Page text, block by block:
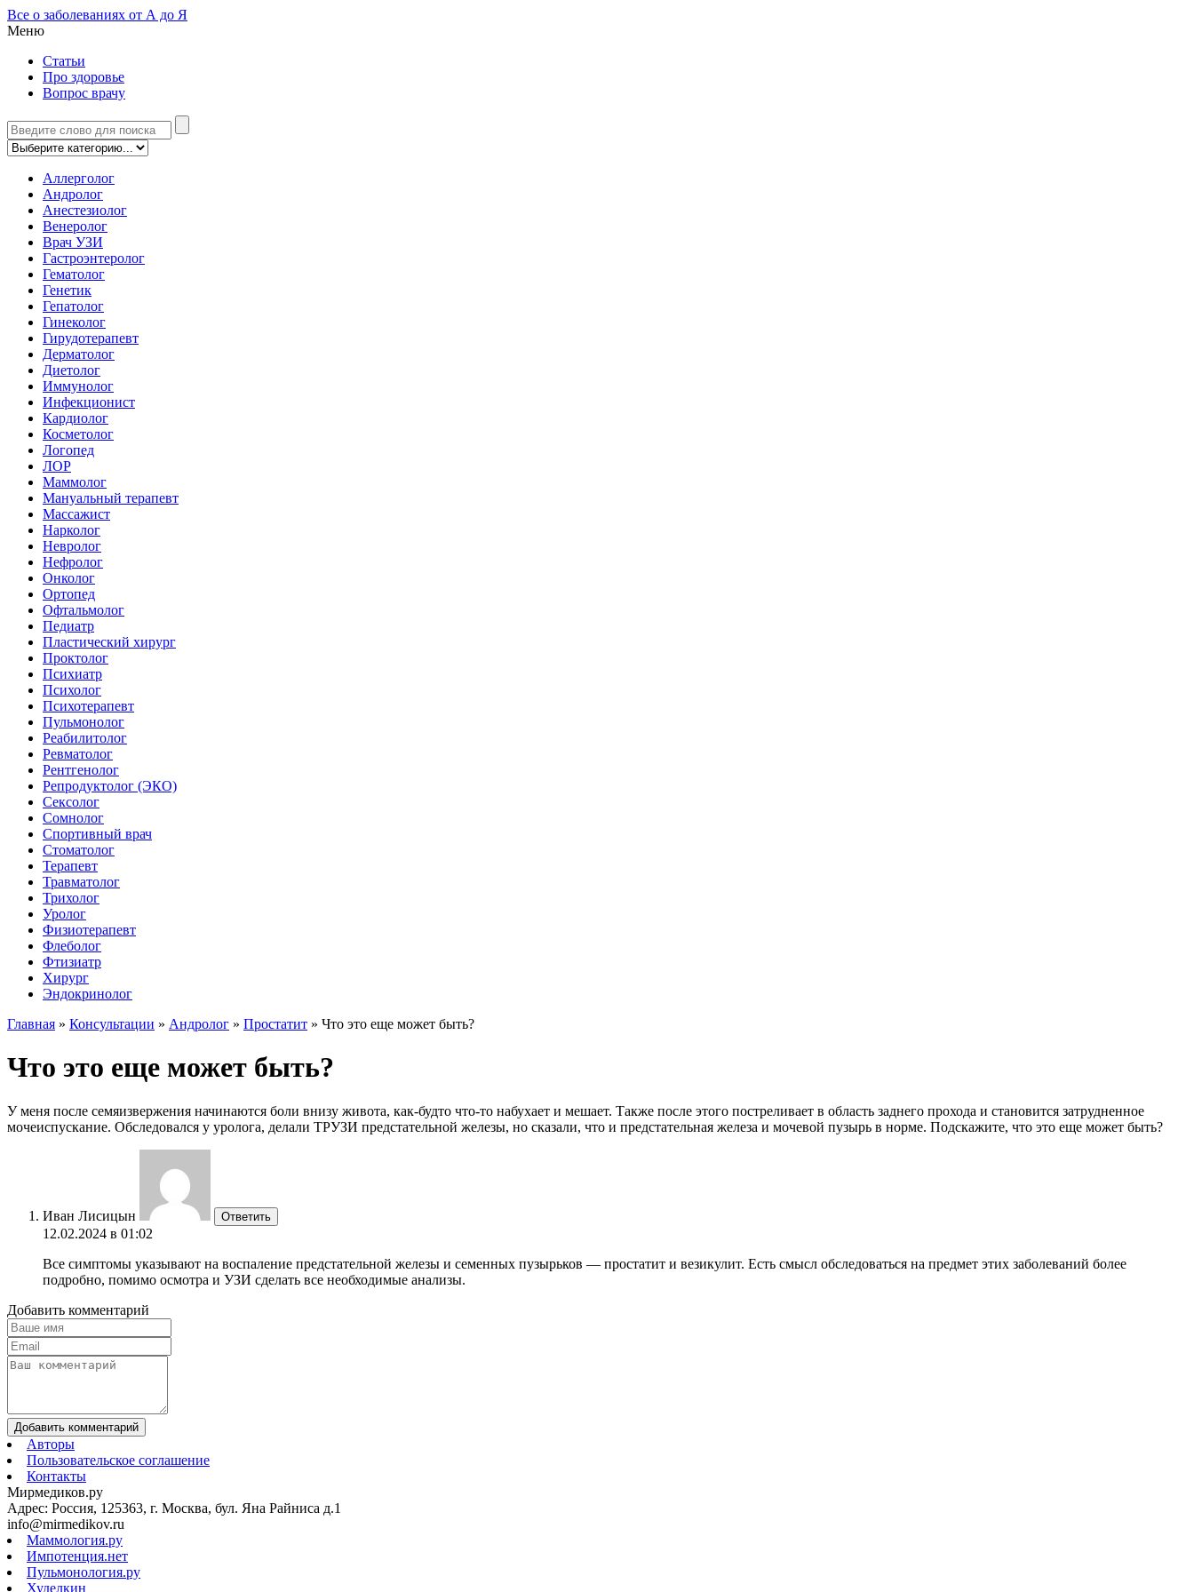
Все о заболеваниях от А до Я
Меню
Статьи
Про здоровье
Вопрос врачу
Аллерголог
Андролог
Анестезиолог
Венеролог
Врач УЗИ
Гастроэнтеролог
Гематолог
Генетик
Гепатолог
Гинеколог
Гирудотерапевт
Дерматолог
Диетолог
Иммунолог
Инфекционист
Кардиолог
Косметолог
Логопед
ЛОР
Маммолог
Мануальный терапевт
Массажист
Нарколог
Невролог
Нефролог
Онколог
Ортопед
Офтальмолог
Педиатр
Пластический хирург
Проктолог
Психиатр
Психолог
Психотерапевт
Пульмонолог
Реабилитолог
Ревматолог
Рентгенолог
Репродуктолог (ЭКО)
Сексолог
Сомнолог
Спортивный врач
Стоматолог
Терапевт
Травматолог
Трихолог
Уролог
Физиотерапевт
Флеболог
Фтизиатр
Хирург
Эндокринолог
Главная » Консультации » Андролог » Простатит » Что это еще может быть?
Что это еще может быть?
У меня после семяизвержения начинаются боли внизу живота, как-будто что-то набухает и мешает. Также после этого постреливает в область заднего прохода и становится затрудненное
мочеиспускание. Обследовался у уролога, делали ТРУЗИ предстательной железы, но сказали, что и предстательная железа и мочевой пузырь в норме. Подскажите, что это еще может быть?
Иван Лисицын Ответить
12.02.2024 в 01:02
Все симптомы указывают на воспаление предстательной железы и семенных пузырьков — простатит и везикулит. Есть смысл обследоваться на предмет этих заболеваний более
подробно, помимо осмотра и УЗИ сделать все необходимые анализы.
Добавить комментарий
Добавить комментарий
Авторы
Пользовательское соглашение
Контакты
Мирмедиков.ру
Адрес: Россия, 125363, г. Москва, бул. Яна Райниса д.1
info@mirmedikov.ru
Маммология.ру
Импотенция.нет
Пульмонология.ру
Худелкин